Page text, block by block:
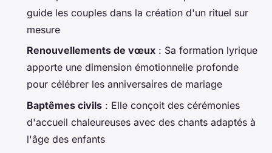
guide les couples dans la création d'un rituel sur
mesure
Renouvellements de vœux : Sa formation lyrique
apporte une dimension émotionnelle profonde
pour célébrer les anniversaires de mariage
Baptêmes civils : Elle conçoit des cérémonies
d'accueil chaleureuses avec des chants adaptés à
l'âge des enfants